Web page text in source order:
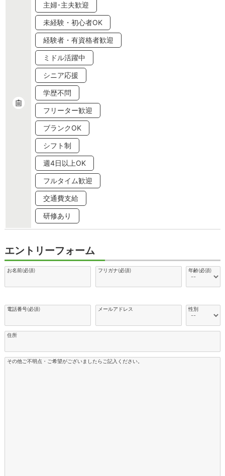
主婦･主夫歓迎
未経験・初心者OK
経験者・有資格者歓迎
ミドル活躍中
シニア応援
学歴不問
フリーター歓迎
ブランクOK
シフト制
週4日以上OK
フルタイム歓迎
交通費支給
研修あり
エントリーフォーム
お名前(必須) フリガナ(必須) 年齢(必須)
電話番号(必須) メールアドレス 性別
住所
その他ご不明点・ご希望がございましたらご記入ください。